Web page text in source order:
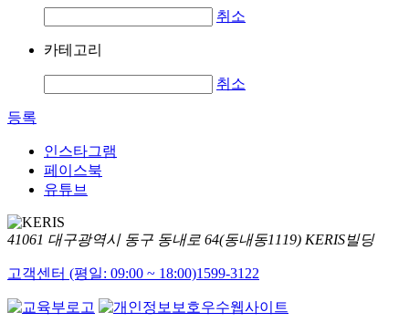
취소
카테고리
취소
등록
인스타그램
페이스북
유튜브
41061 대구광역시 동구 동내로 64(동내동1119) KERIS빌딩
고객센터 (평일: 09:00 ~ 18:00)1599-3122